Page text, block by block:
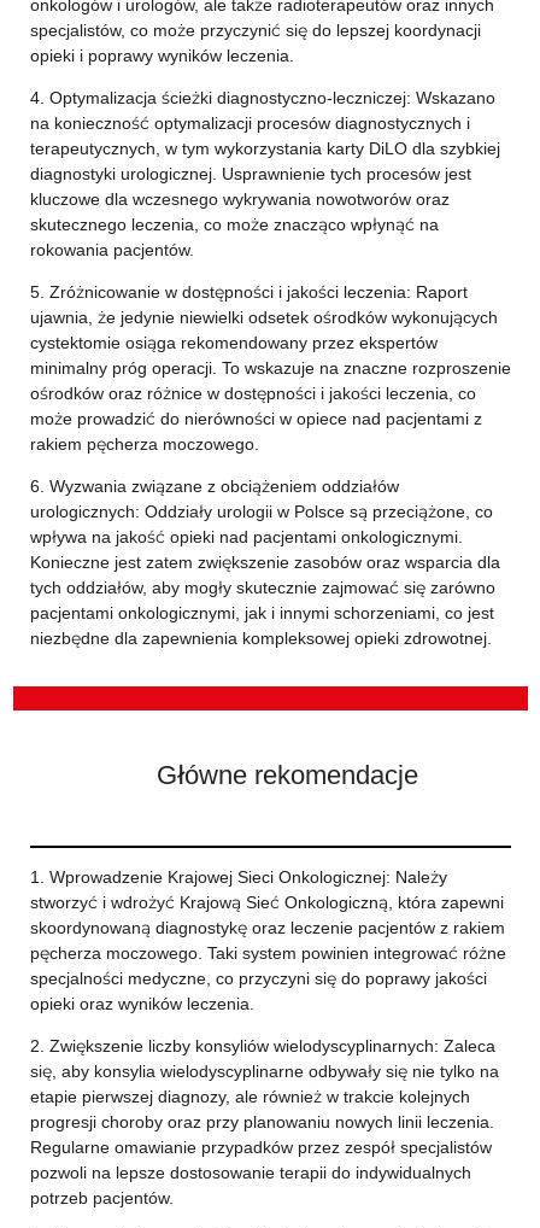
onkologów i urologów, ale także radioterapeutów oraz innych
specjalistów, co może przyczynić się do lepszej koordynacji
opieki i poprawy wyników leczenia.
4. Optymalizacja ścieżki diagnostyczno-leczniczej: Wskazano
na konieczność optymalizacji procesów diagnostycznych i
terapeutycznych, w tym wykorzystania karty DiLO dla szybkiej
diagnostyki urologicznej. Usprawnienie tych procesów jest
kluczowe dla wczesnego wykrywania nowotworów oraz
skutecznego leczenia, co może znacząco wpłynąć na
rokowania pacjentów.
5. Zróżnicowanie w dostępności i jakości leczenia: Raport
ujawnia, że jedynie niewielki odsetek ośrodków wykonujących
cystektomie osiąga rekomendowany przez ekspertów
minimalny próg operacji. To wskazuje na znaczne rozproszenie
ośrodków oraz różnice w dostępności i jakości leczenia, co
może prowadzić do nierówności w opiece nad pacjentami z
rakiem pęcherza moczowego.
6. Wyzwania związane z obciążeniem oddziałów
urologicznych: Oddziały urologii w Polsce są przeciążone, co
wpływa na jakość opieki nad pacjentami onkologicznymi.
Konieczne jest zatem zwiększenie zasobów oraz wsparcia dla
tych oddziałów, aby mogły skutecznie zajmować się zarówno
pacjentami onkologicznymi, jak i innymi schorzeniami, co jest
niezbędne dla zapewnienia kompleksowej opieki zdrowotnej.
Główne rekomendacje
1. Wprowadzenie Krajowej Sieci Onkologicznej: Należy
stworzyć i wdrożyć Krajową Sieć Onkologiczną, która zapewni
skoordynowaną diagnostykę oraz leczenie pacjentów z rakiem
pęcherza moczowego. Taki system powinien integrować różne
specjalności medyczne, co przyczyni się do poprawy jakości
opieki oraz wyników leczenia.
2. Zwiększenie liczby konsyliów wielodyscyplinarnych: Zaleca
się, aby konsylia wielodyscyplinarne odbywały się nie tylko na
etapie pierwszej diagnozy, ale również w trakcie kolejnych
progresji choroby oraz przy planowaniu nowych linii leczenia.
Regularne omawianie przypadków przez zespół specjalistów
pozwoli na lepsze dostosowanie terapii do indywidualnych
potrzeb pacjentów.